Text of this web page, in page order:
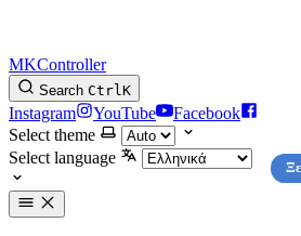
MKController
Search CtrlK
Instagram YouTube
Facebook
Select theme
Select language